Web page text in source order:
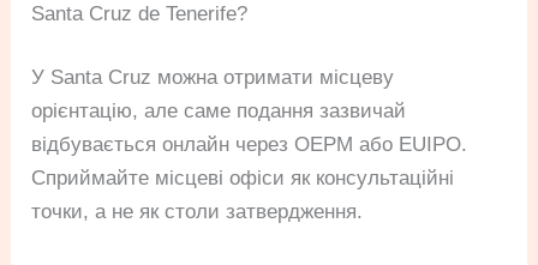
Santa Cruz de Tenerife?
У Santa Cruz можна отримати місцеву
орієнтацію, але саме подання зазвичай
відбувається онлайн через OEPM або EUIPO.
Сприймайте місцеві офіси як консультаційні
точки, а не як столи затвердження.